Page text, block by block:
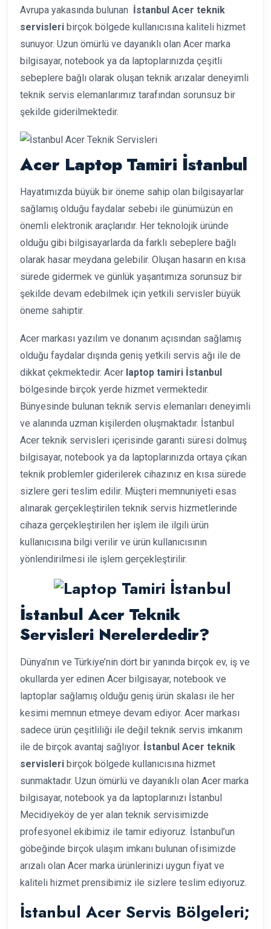
Avrupa yakasında bulunan İstanbul Acer teknik
servisleri birçok bölgede kullanıcısına kaliteli hizmet
sunuyor. Uzun ömürlü ve dayanıklı olan Acer marka
bilgisayar, notebook ya da laptoplarınızda çeşitli
sebeplere bağlı olarak oluşan teknik arızalar deneyimli
teknik servis elemanlarımız tarafından sorunsuz bir
şekilde giderilmektedir.
Acer Laptop Tamiri İstanbul
Hayatımızda büyük bir öneme sahip olan bilgisayarlar
sağlamış olduğu faydalar sebebi ile günümüzün en
önemli elektronik araçlarıdır. Her teknolojik üründe
olduğu gibi bilgisayarlarda da farklı sebeplere bağlı
olarak hasar meydana gelebilir. Oluşan hasarın en kısa
sürede gidermek ve günlük yaşantımıza sorunsuz bir
şekilde devam edebilmek için yetkili servisler büyük
öneme sahiptir.
Acer markası yazılım ve donanım açısından sağlamış
olduğu faydalar dışında geniş yetkili servis ağı ile de
dikkat çekmektedir. Acer laptop tamiri İstanbul
bölgesinde birçok yerde hizmet vermektedir.
Bünyesinde bulunan teknik servis elemanları deneyimli
ve alanında uzman kişilerden oluşmaktadır. İstanbul
Acer teknik servisleri içerisinde garanti süresi dolmuş
bilgisayar, notebook ya da laptoplarınızda ortaya çıkan
teknik problemler giderilerek cihazınız en kısa sürede
sizlere geri teslim edilir. Müşteri memnuniyeti esas
alınarak gerçekleştirilen teknik servis hizmetlerinde
cihaza gerçekleştirilen her işlem ile ilgili ürün
kullanıcısına bilgi verilir ve ürün kullanıcısının
yönlendirilmesi ile işlem gerçekleştirilir.
İstanbul Acer Teknik
Servisleri Nerelerdedir?
Dünya’nın ve Türkiye’nin dört bir yanında birçok ev, iş ve
okullarda yer edinen Acer bilgisayar, notebook ve
laptoplar sağlamış olduğu geniş ürün skalası ile her
kesimi memnun etmeye devam ediyor. Acer markası
sadece ürün çeşitliliği ile değil teknik servis imkanım
ile de birçok avantaj sağlıyor. İstanbul Acer teknik
servisleri birçok bölgede kullanıcısına hizmet
sunmaktadır. Uzun ömürlü ve dayanıklı olan Acer marka
bilgisayar, notebook ya da laptoplarınızı İstanbul
Mecidiyeköy de yer alan teknik servisimizde
profesyonel ekibimiz ile tamir ediyoruz. İstanbul’un
göbeğinde birçok ulaşım imkanı bulunan ofisimizde
arızalı olan Acer marka ürünlerinizi uygun fiyat ve
kaliteli hizmet prensibimiz ile sizlere teslim ediyoruz.
İstanbul Acer Servis Bölgeleri;